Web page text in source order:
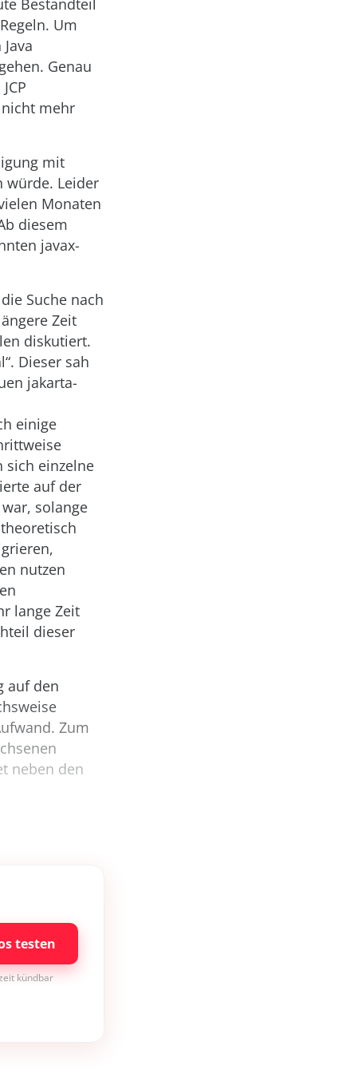
Bestandteil
Um
Genau
mehr
mit
würde. Leider
Monaten
diesem
javax-
Suche nach
Zeit
diskutiert.
Dieser sah
jakarta-
einige
sich einzelne
auf der
solange
nutzen
lange Zeit
dieser
auf den
Zum
neben den
testen
kündbar